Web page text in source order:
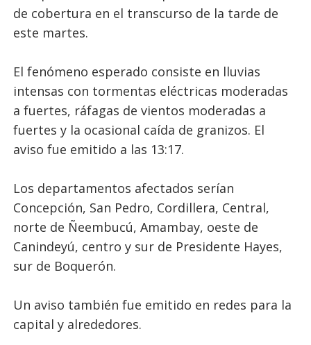
de cobertura en el transcurso de la tarde de
este martes.
El fenómeno esperado consiste en lluvias
intensas con tormentas eléctricas moderadas
a fuertes, ráfagas de vientos moderadas a
fuertes y la ocasional caída de granizos. El
aviso fue emitido a las 13:17.
Los departamentos afectados serían
Concepción, San Pedro, Cordillera, Central,
norte de Ñeembucú, Amambay, oeste de
Canindeyú, centro y sur de Presidente Hayes,
sur de Boquerón.
Un aviso también fue emitido en redes para la
capital y alrededores.